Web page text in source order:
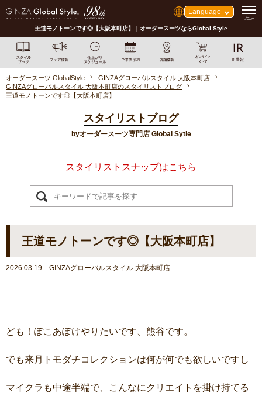
Language
王道モノトーンです◎【大阪本町店】｜オーダースーツならGlobal Style
オーダースーツ GlobalStyle
GINZAグローバルスタイル 大阪本町店
GINZAグローバルスタイル 大阪本町店のスタイリストブログ
王道モノトーンです◎【大阪本町店】
スタイリストブログ
byオーダースーツ専門店 Global Sytle
スタイリストスナップはこちら
王道モノトーンです◎【大阪本町店】
2026.03.19 GINZAグローバルスタイル 大阪本町店
ども！ぽこあぽけやりたいです、熊谷です。
でも来月トモダチコレクションは何が何でも欲しいですし
マイクラも中途半端で、こんなにクリエイトを掛け持てる